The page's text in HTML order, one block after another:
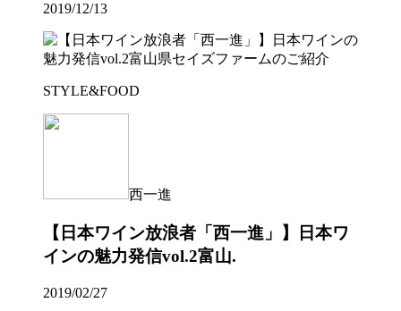
2019/12/13
STYLE&FOOD
西一進
【日本ワイン放浪者「西一進」】日本ワ
インの魅力発信vol.2富山.
2019/02/27